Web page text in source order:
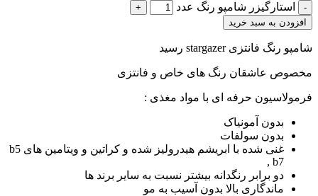
استارگیزر شامپو رنگ عدد
افزودن به سبد خرید
شامپو رنگ فانتزی stargazer رسید
مخصوص عاشقان رنگ های خاص و فانتزی
فرمولاسیون حرفه ای با مواد مغذی :
بدون آمونیاک
بدون سولفات
غنی شده با ابریشم هیدرولیز شده و کراتین و ویتامین های b5
, b7
دو برابر رنگدانه بیشتر نسبت به سایر برند ها
ماندگاری بالا بدون آسیب به مو